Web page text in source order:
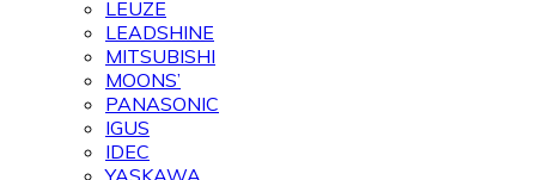
LEUZE
LEADSHINE
MITSUBISHI
MOONS’
PANASONIC
IGUS
IDEC
YASKAWA